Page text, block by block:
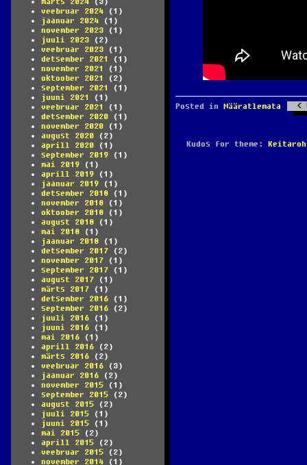
veebruar 2024 (1)
jaanuar 2024 (1)
november 2023 (1)
juuli 2023 (2)
veebruar 2023 (1)
detsember 2021
(1)
november 2021
(1)
oktoober 2021
(2)
september 2021
(1)
juuni 2021
(1)
veebruar 2021
(1)
detsember 2020 (1)
november 2020 (1)
august 2020 (2)
aprill 2020 (1)
september 2019 (1)
mai 2019 (1)
aprill 2019 (1)
jaanuar 2019 (1)
detsember 2018 (1)
november 2018 (1)
oktoober 2018 (1)
august 2018 (1)
mai 2018 (1)
jaanuar 2018 (1)
detsember 2017 (2)
november 2017 (1)
september 2017 (1)
august 2017 (1)
märts 2017 (1)
detsember 2016 (1)
september 2016 (2)
juuli 2016 (1)
juuni 2016 (1)
mai 2016 (1)
aprill 2016 (2)
märts 2016 (2)
veebruar 2016 (3)
jaanuar 2016 (2)
november 2015 (1)
september 2015 (2)
august 2015 (2)
juuli 2015 (1)
juuni 2015 (1)
mai 2015 (2)
aprill 2015 (2)
veebruar 2015 (2)
november 2014 (1)
Posted in Määratlemata
Kudos for theme: